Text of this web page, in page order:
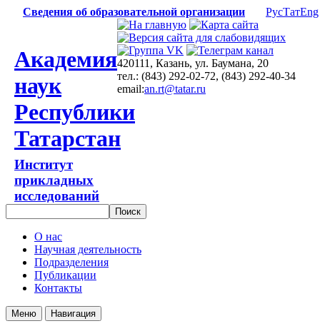
Сведения об образовательной организации РусТатEng
Академия
наук
Республики
Татарстан
Институт
прикладных
исследований
420111, Казань, ул. Баумана, 20
тел.: (843) 292-02-72, (843) 292-40-34
email:an.rt@tatar.ru
О нас
Научная деятельность
Подразделения
Публикации
Контакты
Меню Навигация